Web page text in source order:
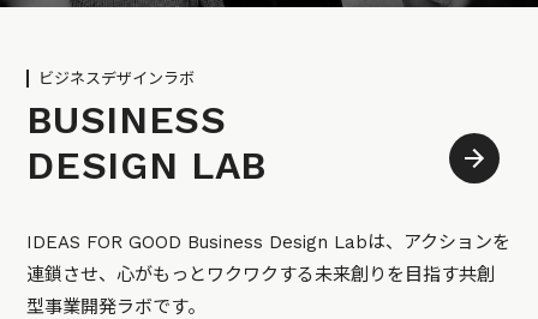
ビジネスデザインラボ
BUSINESS
DESIGN LAB
IDEAS FOR GOOD Business Design Labは、アクションを
連鎖させ、心がもっとワクワクする未来創りを目指す共創
型事業開発ラボです。